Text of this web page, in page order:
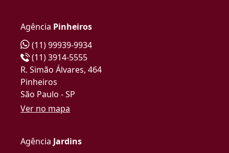
Agência Pinheiros
(11) 99939-9934
(11) 3914-5555
R. Simão Álvares, 464
Pinheiros
São Paulo - SP
Ver no mapa
Agência Jardins